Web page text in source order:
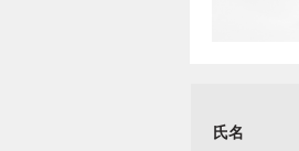
氏名